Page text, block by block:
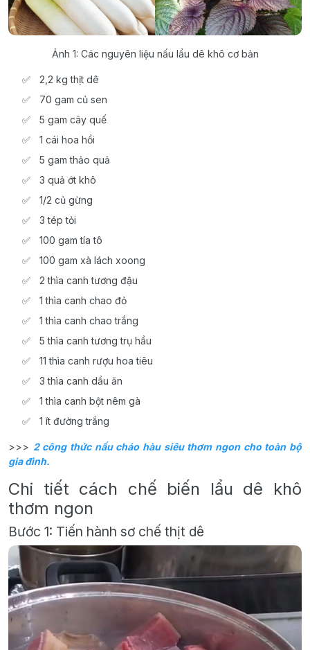
Ảnh 1: Các nguyên liệu nấu lẩu dê khô cơ bản
2,2 kg thịt dê
70 gam củ sen
5 gam cây quế
1 cái hoa hồi
5 gam thảo quả
3 quả ớt khô
1/2 củ gừng
3 tép tỏi
100 gam tía tô
100 gam xà lách xoong
2 thìa canh tương đậu
1 thìa canh chao đỏ
1 thìa canh chao trắng
5 thìa canh tương trụ hầu
11 thìa canh rượu hoa tiêu
3 thìa canh dầu ăn
1 thìa canh bột nêm gà
1 ít đường trắng
>>> 2 công thức nấu cháo hàu siêu thơm ngon cho toàn bộ
gia đình.
Chi tiết cách chế biến lẩu dê khô
thơm ngon
Bước 1: Tiến hành sơ chế thịt dê